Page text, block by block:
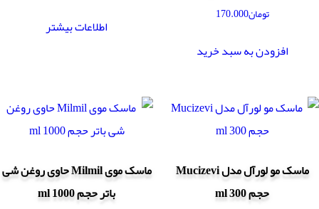
تومان170.000
افزودن به سبد خرید
اطلاعات بیشتر
ماسک مو لورآل مدل Mucizevi
حجم 300 ml
ماسک موی Milmil حاوی روغن شی
باتر حجم 1000 ml